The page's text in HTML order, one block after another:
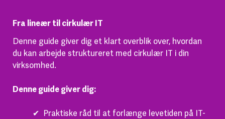
Fra lineær til cirkulær IT
Denne guide giver dig et klart overblik over, hvordan
du kan arbejde struktureret med cirkulær IT i din
virksomhed.
Denne guide giver dig:
✔︎ Praktiske råd til at forlænge levetiden på IT-